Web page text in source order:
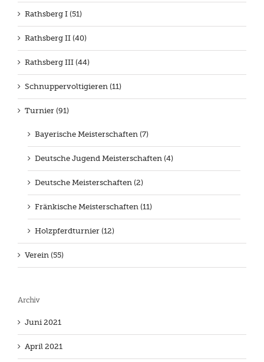
Rathsberg I (51)
Rathsberg II (40)
Rathsberg III (44)
Schnuppervoltigieren (11)
Turnier (91)
Bayerische Meisterschaften (7)
Deutsche Jugend Meisterschaften (4)
Deutsche Meisterschaften (2)
Fränkische Meisterschaften (11)
Holzpferdturnier (12)
Verein (55)
Archiv
Juni 2021
April 2021